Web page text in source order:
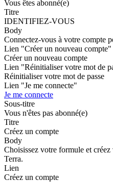
Vous êtes abonné(e)
Titre
IDENTIFIEZ-VOUS
Body
Connectez-vous à votre compte
Lien "Créer un nouveau compte"
Créer un nouveau compte
Lien "Réinitialiser votre mot de
Réinitialiser votre mot de passe
Lien "Je me connecte"
Je me connecte
Sous-titre
Vous n'êtes pas abonné(e)
Titre
Créez un compte
Body
Choisissez votre formule et
Terra.
Lien
Créez un compte